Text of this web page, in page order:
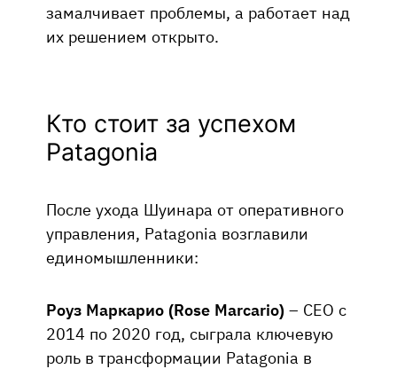
замалчивает проблемы, а работает над
их решением открыто.
Кто стоит за успехом
Patagonia
После ухода Шуинара от оперативного
управления, Patagonia возглавили
единомышленники:
Роуз Маркарио (Rose Marcario) – CEO с
2014 по 2020 год, сыграла ключевую
роль в трансформации Patagonia в